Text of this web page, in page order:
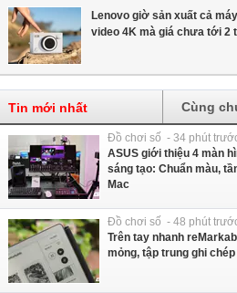
Lenovo giờ sản xuất cả
video 4K mà giá chưa tới 2
Tin mới nhất Cùng
Đồ chơi số - 34 phút
ASUS giới thiệu 4 màn
sáng tạo: Chuẩn màu,
Mac
Đồ chơi số - 48 phút
Trên tay nhanh
mỏng, tập trung ghi